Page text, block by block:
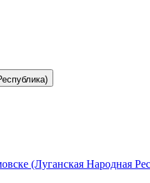
(Луганская Народная